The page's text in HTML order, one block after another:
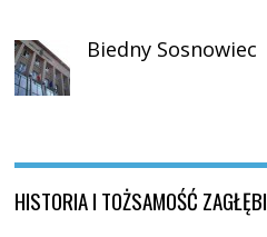
Biedny Sosnowiec
HISTORIA I TOŻSAMOŚĆ